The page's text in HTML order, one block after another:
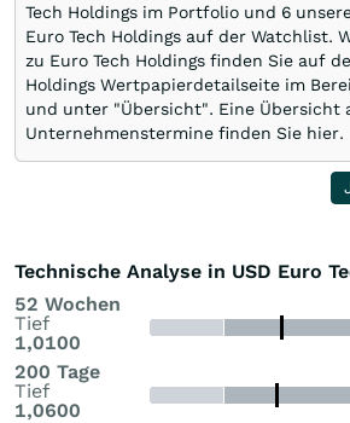
Tech Holdings im Portfolio und 6
Euro Tech Holdings auf der Watchlist.
zu Euro Tech Holdings finden Sie auf
Holdings Wertpapierdetailseite im
und unter "Übersicht". Eine Übersicht
Unternehmenstermine finden Sie hier.
Technische Analyse in USD Euro
52 Wochen
Tief
1,0100
200 Tage
Tief
1,0600